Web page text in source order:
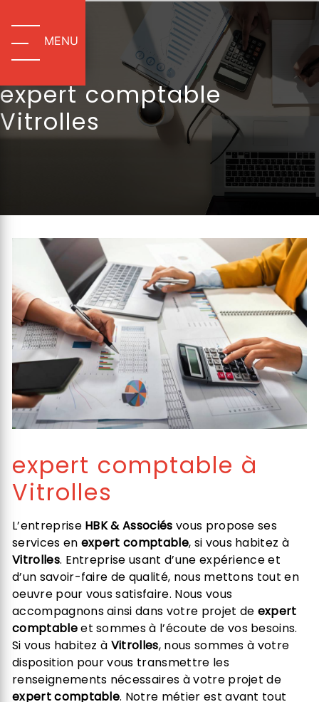
MENU
expert comptable
Vitrolles
expert comptable à
Vitrolles
L’entreprise HBK & Associés vous propose ses
services en expert comptable, si vous habitez à
Vitrolles. Entreprise usant d’une expérience et
d’un savoir-faire de qualité, nous mettons tout en
oeuvre pour vous satisfaire. Nous vous
accompagnons ainsi dans votre projet de expert
comptableet sommes à l’écoute de vos besoins.
Si vous habitez à Vitrolles, nous sommes à votre
disposition pour vous transmettre les
renseignements nécessaires à votre projet de
expert comptable. Notre métier est avant tout